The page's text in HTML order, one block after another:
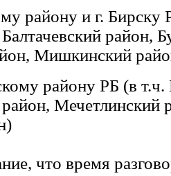
району и г. Бирску
район,
Мишкинский
району РБ (в т.ч.
Мечетлинский
что время